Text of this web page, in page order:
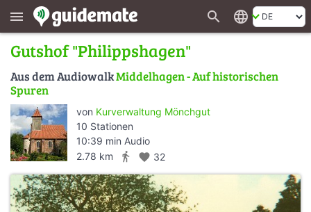
menu search language
Gutshof "Philippshagen"
Aus dem AudiowalkMiddelhagen - Auf historischen
Spuren
von Kurverwaltung Mönchgut
10 Stationen
10:39 min Audio
2.78 km
directions_walk favorite 32